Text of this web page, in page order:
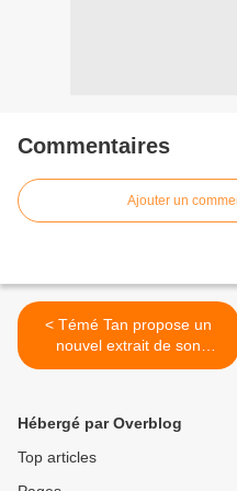
Commentaires
Ajouter un
< Témé Tan propose un
nouvel extrait de son
premier album !
Hébergé par Overblog
Top articles